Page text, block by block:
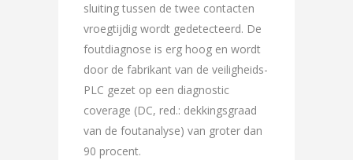
sluiting tussen de twee contacten
vroegtijdig wordt gedetecteerd. De
foutdiagnose is erg hoog en wordt
door de fabrikant van de veiligheids-
PLC gezet op een diagnostic
coverage (DC, red.: dekkingsgraad
van de foutanalyse) van groter dan
90 procent.